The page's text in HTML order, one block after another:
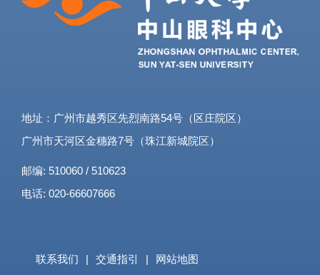
地址：广州市越秀区先烈南路54号（区庄院区）
广州市天河区金穗路7号（珠江新城院区）
邮编: 510060 / 510623
电话: 020-66607666
联系我们 交通指引
网站地图